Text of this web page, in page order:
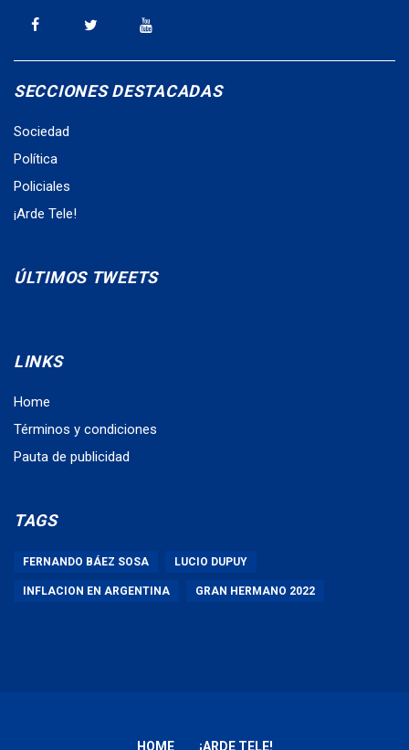
SECCIONES DESTACADAS
Sociedad
Política
Policiales
¡Arde Tele!
ÚLTIMOS TWEETS
LINKS
Home
Términos y condiciones
Pauta de publicidad
TAGS
FERNANDO BÁEZ SOSA LUCIO DUPUY
INFLACION EN ARGENTINA GRAN HERMANO 2022
HOME ¡ARDE TELE!